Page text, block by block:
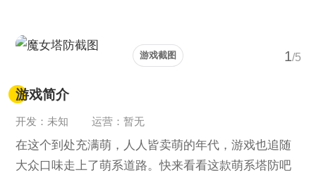
1/5
游戏截图
游戏简介
开发：未知 运营：暂无
在这个到处充满萌，人人皆卖萌的年代，游戏也追随
大众口味走上了萌系道路。快来看看这款萌系塔防吧